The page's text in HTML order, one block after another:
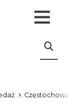
Częstochowa